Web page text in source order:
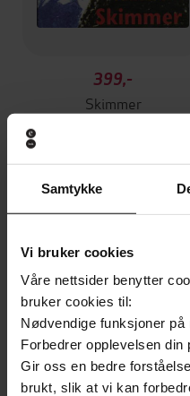
Samtykke
Vi bruker cookies
Våre nettsider benytter
bruker cookies til:
Nødvendige funksjoner
Forbedrer opplevelsen
Gir oss en bedre
brukt, slik at vi kan
399,-
Skimmer